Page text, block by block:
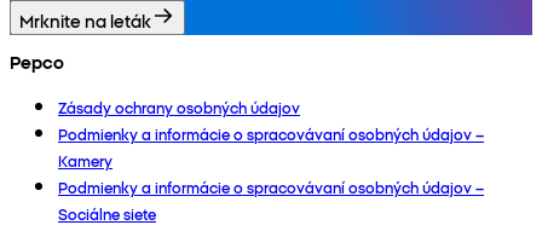
Mrknite na leták
Pepco
Zásady ochrany osobných údajov
Podmienky a informácie o spracovávaní osobných údajov –
Kamery
Podmienky a informácie o spracovávaní osobných údajov –
Sociálne siete